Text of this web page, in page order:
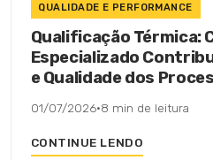
QUALIDADE E PERFORMANCE
Qualificação Térmica:
Especializado
e Qualidade dos
01/07/2026·8 min de leitura
CONTINUE LENDO